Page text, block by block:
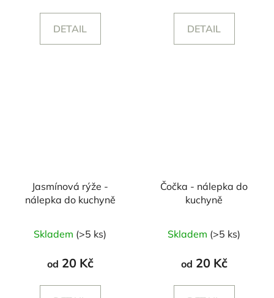
DETAIL DETAIL
Jasmínová rýže -
nálepka do kuchyně
Skladem (>5 ks)
od 20 Kč
Čočka - nálepka do
kuchyně
hodnocení
produktu
5,0
Skladem (>5 ks)
od 20 Kč